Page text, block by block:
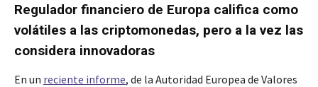
Regulador financiero de Europa califica como
volátiles a las criptomonedas, pero a la vez las
considera innovadoras
En un reciente informe, de la Autoridad Europea de Valores